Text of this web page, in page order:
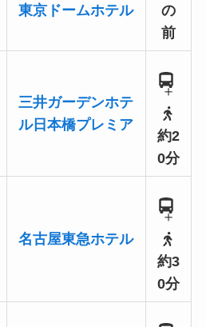
東京ドームホテル
の
前
三井ガーデンホテ
ル日本橋プレミア
＋
約2
0分
名古屋東急ホテル
＋
約3
0分